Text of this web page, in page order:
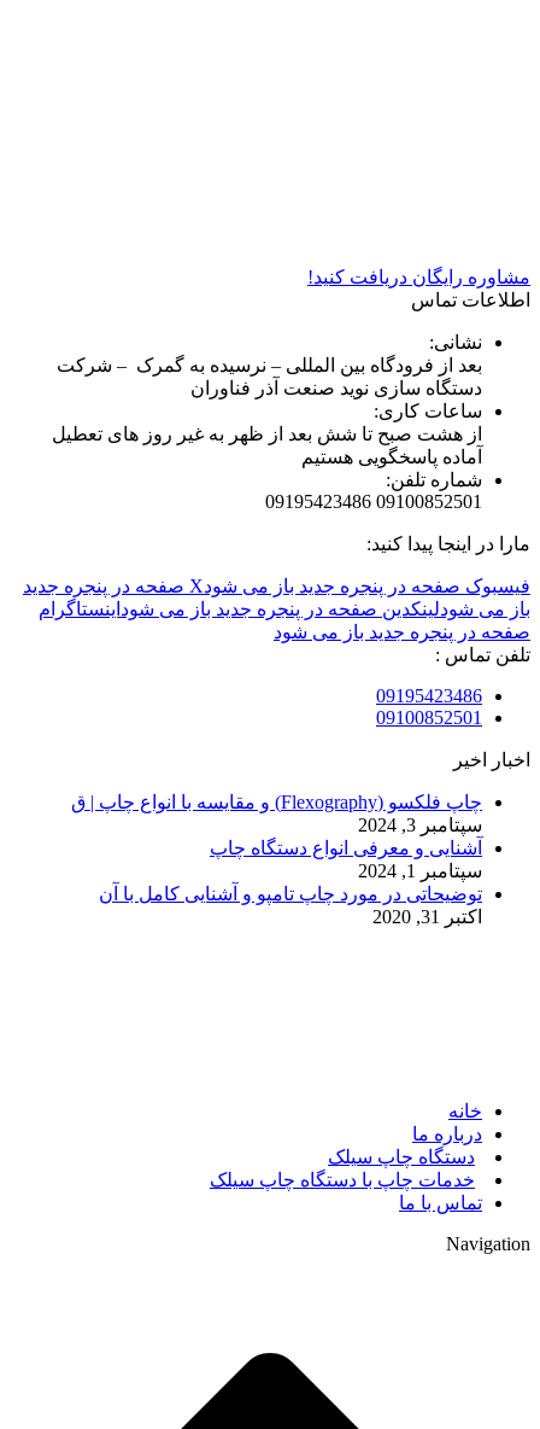
مشاوره رایگان دریافت کنید!
اطلاعات تماس
نشانی:
بعد از فرودگاه بین المللی – نرسیده به گمرک – شرکت
دستگاه سازی نوید صنعت آذر فناوران
ساعات کاری:
از هشت صبح تا شش بعد از ظهر به غیر روز های تعطیل
آماده پاسخگویی هستیم
شماره تلفن:
09100852501 09195423486
مارا در اینجا پیدا کنید:
فیسبوک صفحه در پنجره جدید باز می شود
X صفحه در پنجره جدید
باز می شودلینکدین صفحه در پنجره جدید باز می شود اینستاگرام
صفحه در پنجره جدید باز می شود
تلفن تماس :
09195423486
09100852501
اخبار اخیر
چاپ فلکسو (Flexography) و مقایسه با انواع چاپ | ق
سپتامبر 3, 2024
آشنایی و معرفی انواع دستگاه چاپ
سپتامبر 1, 2024
توضیحاتی در مورد چاپ تامپو و آشنایی کامل با آن
اکتبر 31, 2020
خانه
درباره ما
دستگاه چاپ سیلک
خدمات چاپ با دستگاه چاپ سیلک
تماس با ما
Navigation